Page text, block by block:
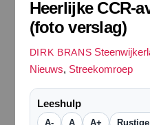
Heerlijke CCR-
(foto verslag)
DIRK BRANS
Nieuws, Streekomroep
Leeshulp
A- A A+